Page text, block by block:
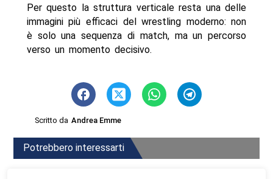
Per questo la struttura verticale resta una delle
immagini più efficaci del wrestling moderno: non
è solo una sequenza di match, ma un percorso
verso un momento decisivo.
Scritto da Andrea Emme
Potrebbero interessarti